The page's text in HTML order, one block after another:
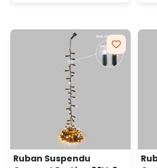
Ruban Suspendu